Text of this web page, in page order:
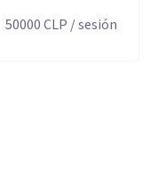
50000CLP / sesión